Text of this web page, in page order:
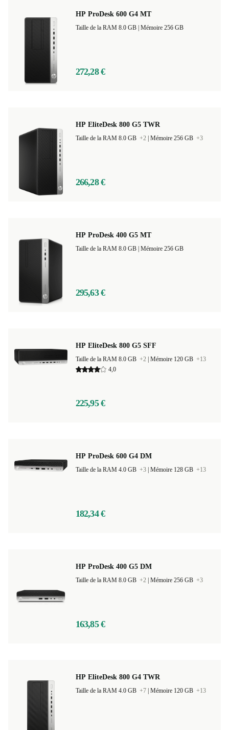
HP ProDesk 600 G4 MT
Mémoire 256 GB
272,28 €
HP EliteDesk 800 G5 TWR
Taille de la RAM 8.0 GB +2 Mémoire 256 GB +3
266,28 €
HP ProDesk 400 G5 MT
Mémoire 256 GB
295,63 €
HP EliteDesk 800 G5 SFF
Taille de la RAM 8.0 GB +2 Mémoire 120 GB +13
4,0
225,95 €
HP ProDesk 600 G4 DM
Taille de la RAM 4.0 GB +3 Mémoire 128 GB +13
182,34 €
HP ProDesk 400 G5 DM
Taille de la RAM 8.0 GB +2 Mémoire 256 GB +3
163,85 €
HP EliteDesk 800 G4 TWR
Taille de la RAM 4.0 GB +7 Mémoire 120 GB +13